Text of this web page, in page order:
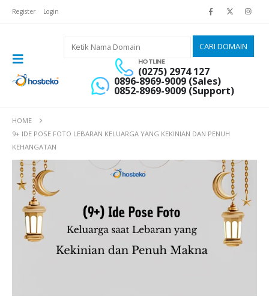
Register Login
HOTLINE
(0275) 2974 127
0896-8969-9009 (Sales)
0852-8969-9009 (Support)
HOME
9+ IDE POSE FOTO LEBARAN KELUARGA YANG KEKINIAN DAN PENUH
KEHANGATAN